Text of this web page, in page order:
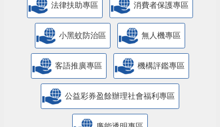
法律扶助專區 消費者保護專區
小黑蚊防治區 無人機專區
客語推廣專區 機構評鑑專區
公益彩券盈餘辦理社會福利專區